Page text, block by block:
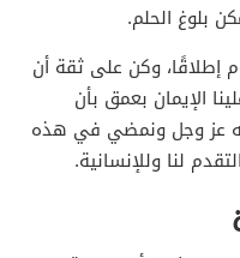
بلوغ الحلم.
إطلاقًا، وكن على ثقة أن
الإيمان بعمق بأن
عز وجل ونمضي في هذه
لنا وللإنسانية.